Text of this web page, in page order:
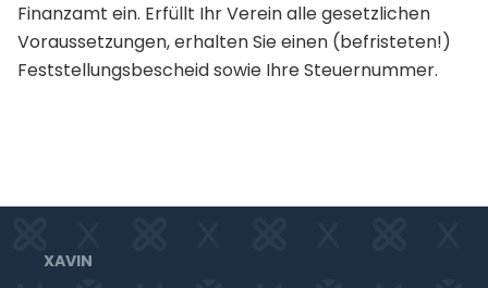
Finanzamt ein. Erfüllt Ihr Verein alle gesetzlichen
Voraussetzungen, erhalten Sie einen (befristeten!)
Feststellungsbescheid sowie Ihre Steuernummer.
XAVIN